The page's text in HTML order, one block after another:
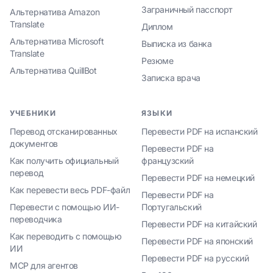
Альтернатива Amazon
Translate
Альтернатива Microsoft
Translate
Альтернатива QuillBot
Заграничный пасспорт
Диплом
Выписка из банка
Резюме
Записка врача
УЧЕБНИКИ
Перевод отсканированных
документов
Как получить официальный
перевод
Как перевести весь PDF-файл
Перевести с помощью ИИ-
переводчика
Как переводить с помощью
ИИ
MCP для агентов
ЯЗЫКИ
Перевести PDF на испанский
Перевести PDF на
французский
Перевести PDF на немецкий
Перевести PDF на
Португальский
Перевести PDF на китайский
Перевести PDF на японский
Перевести PDF на русский